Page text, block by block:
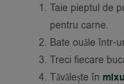
Taie pieptul de
pentru carne.
Bate ouăle într-
Treci fiecare
Tăvălește în